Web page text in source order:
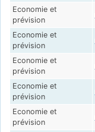
Economie et
prévision
Economie et
prévision
Economie et
prévision
Economie et
prévision
Economie et
prévision